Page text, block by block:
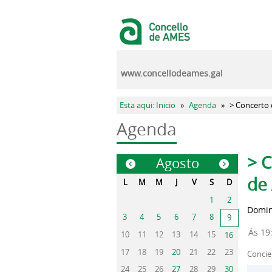
www.concellodeames.gal
Se encuentra usted aquí
Esta aqui: Inicio » Agenda » > Concerto
Agenda
Agosto
« »
L M M J V S
D
1
2
3
4 5 6 7 8
9
10
11 12 13 14 15
16
17
18 19 20 21 22
23
24
25 26 27 28 29 30
>
de
Ás